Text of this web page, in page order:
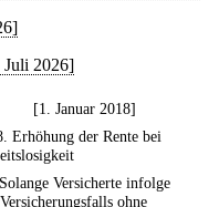
Juli 2026]
[1. Januar 2018]
Erhöhung der Rente bei
Versicherte infolge
ohne